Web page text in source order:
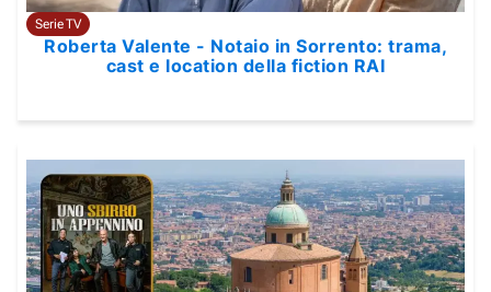
Serie TV
Roberta Valente - Notaio in Sorrento: trama,
cast e location della fiction RAI